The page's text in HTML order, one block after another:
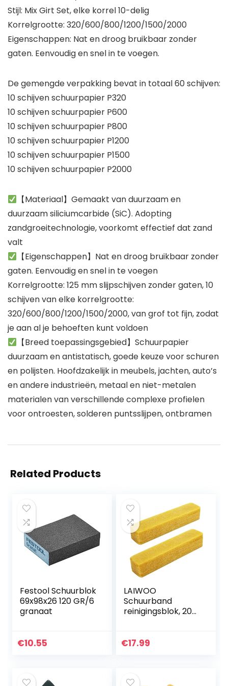
Stijl: Mix Girt Set, elke korrel 10-delig
Korrelgrootte: 320/600/800/1200/1500/2000
Eigenschappen: Nat en droog bruikbaar zonder
gaten. Eenvoudig en snel in te voegen.
De gemengde verpakking bevat in totaal 60 schijven:
10 schijven schuurpapier P320
10 schijven schuurpapier P600
10 schijven schuurpapier P800
10 schijven schuurpapier P1200
10 schijven schuurpapier P1500
10 schijven schuurpapier P2000
【Materiaal】Gemaakt van duurzaam en
duurzaam siliciumcarbide (SiC). Adopting
zandgroeitechnologie, voorkomt effectief dat zand
valt
【Eigenschappen】Nat en droog bruikbaar zonder
gaten. Eenvoudig en snel in te voegen
Korrelgrootte: 125 mm slijpschijven zonder gaten, 10
schijven van elke korrelgrootte:
320/600/800/1200/1500/2000, van grof tot fijn, zodat
je aan al je behoeften kunt voldoen
【Breed toepassingsgebied】Schuurpapier
duurzaam en antistatisch, goede keuze voor schuren
en polijsten. Hoofdzakelijk in meubels, jachten, auto’s
en andere industrieën, metaal en niet-metalen
materialen van verschillende complexe profielen
voor ontroesten, solderen puntsslijpen, ontbramen
Related Products
Festool Schuurblok
69x98x26 120 GR/6
granaat
€10.55
LAIWOO
Schuurband
reinigingsblok, 200
reinigingsblok
schuurschijven
€17.99